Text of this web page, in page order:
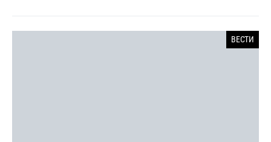
ВЕСТИ